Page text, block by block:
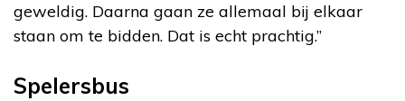
geweldig. Daarna gaan ze allemaal bij elkaar
staan om te bidden. Dat is echt prachtig.”
Spelersbus